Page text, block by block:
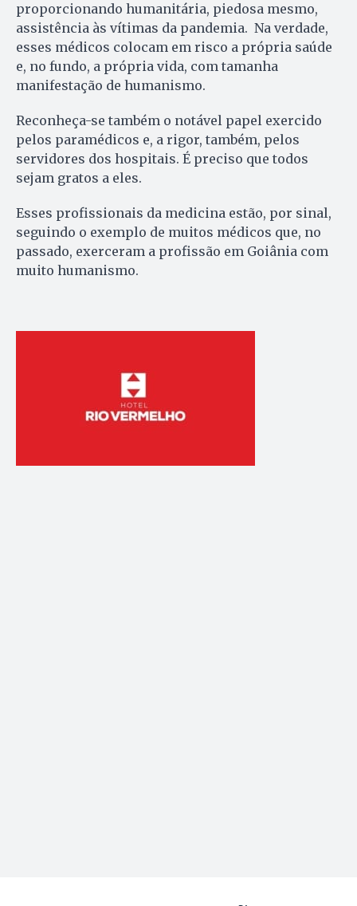
proporcionando humanitária, piedosa mesmo,
assistência às vítimas da pandemia. Na verdade,
esses médicos colocam em risco a própria saúde
e, no fundo, a própria vida, com tamanha
manifestação de humanismo.
Reconheça-se também o notável papel exercido
pelos paramédicos e, a rigor, também, pelos
servidores dos hospitais. É preciso que todos
sejam gratos a eles.
Esses profissionais da medicina estão, por sinal,
seguindo o exemplo de muitos médicos que, no
passado, exerceram a profissão em Goiânia com
muito humanismo.